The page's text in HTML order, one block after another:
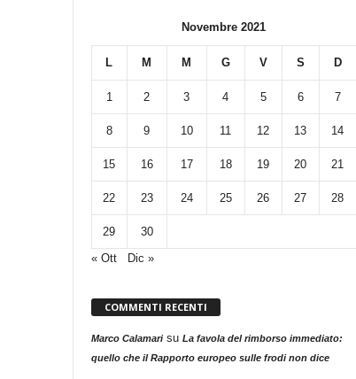
Novembre 2021
L M M G V S D
1 2 3 4 5 6 7
8 9 10 11 12 13 14
15 16 17 18 19 20 21
22 23 24 25 26 27 28
29
30
« Ott
Dic »
COMMENTI RECENTI
Marco Calamarisu La favola del rimborso immediato:
quello che il Rapporto europeo sulle frodi non dice